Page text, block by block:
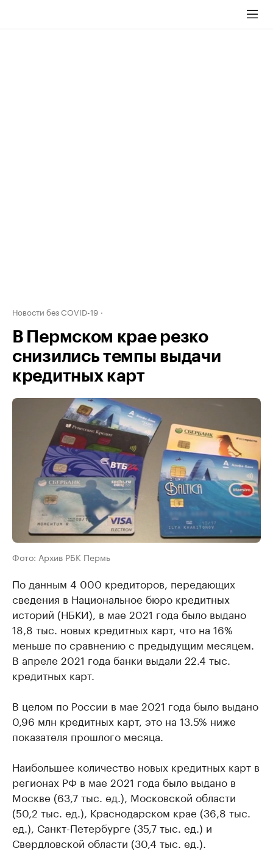
Новости без COVID-19
В Пермском крае резко
снизились темпы выдачи
кредитных карт
Фото: Архив РБК Пермь
По данным 4 000 кредиторов, передающих
сведения в Национальное бюро кредитных
историй (НБКИ), в мае 2021 года было выдано
18,8 тыс. новых кредитных карт, что на 16%
меньше по сравнению с предыдущим месяцем.
В апреле 2021 года банки выдали 22.4 тыс.
кредитных карт.
В целом по России в мае 2021 года было выдано
0,96 млн кредитных карт, это на 13.5% ниже
показателя прошлого месяца.
Наибольшее количество новых кредитных карт в
регионах РФ в мае 2021 года было выдано в
Москве (63,7 тыс. ед.), Московской области
(50,2 тыс. ед.), Краснодарском крае (36,8 тыс.
ед.), Санкт-Петербурге (35,7 тыс. ед.) и
Свердловской области (30,4 тыс. ед.).